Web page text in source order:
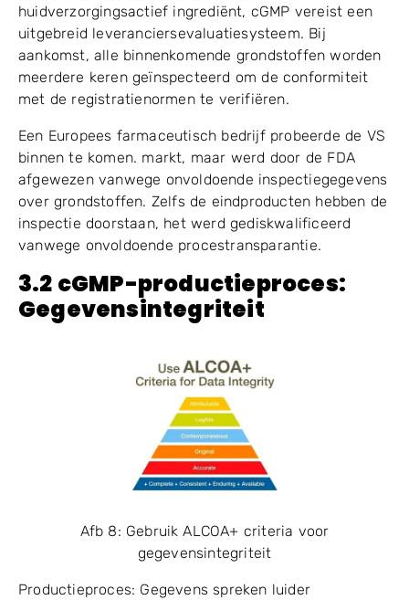
huidverzorgingsactief ingrediënt, cGMP vereist een
uitgebreid leveranciersevaluatiesysteem. Bij
aankomst, alle binnenkomende grondstoffen worden
meerdere keren geïnspecteerd om de conformiteit
met de registratienormen te verifiëren.
Een Europees farmaceutisch bedrijf probeerde de VS
binnen te komen. markt, maar werd door de FDA
afgewezen vanwege onvoldoende inspectiegegevens
over grondstoffen. Zelfs de eindproducten hebben de
inspectie doorstaan, het werd gediskwalificeerd
vanwege onvoldoende procestransparantie.
3.2 cGMP-productieproces:
Gegevensintegriteit
Afb 8: Gebruik ALCOA+ criteria voor
gegevensintegriteit
Productieproces: Gegevens spreken luider